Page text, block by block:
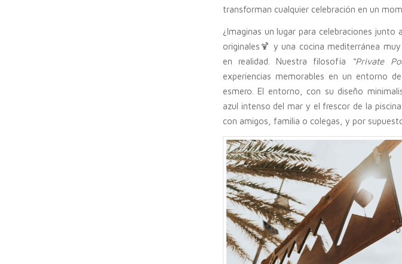
transforman cualquier celebración en un
¿Imaginas un lugar para celebraciones
originales🍹 y una cocina mediterránea muy
en realidad. Nuestra filosofía
“Private
experiencias memorables en un entorno
esmero. El entorno, con su diseño
azul intenso del mar y el frescor de la
con amigos, familia o colegas, y por